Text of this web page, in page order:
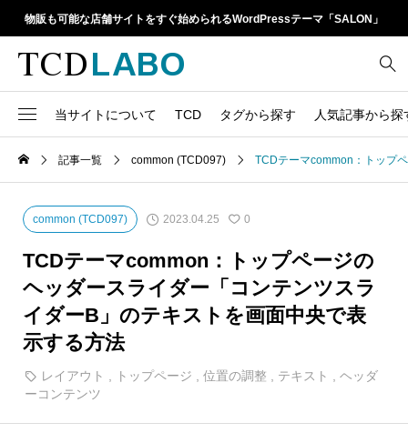
物販も可能な店舗サイトをすぐ始められるWordPressテーマ「SALON」
当サイトについて TCD タグから探す 人気記事から探
1カラム
Google Map
h1
iframe 17
meta description
meta title
retinaディスプレイ
SNSアイコン
TCDクラシックエディタ
ラグイン
TCD LABOとは
TCDテーマ一覧
ファイルの編集方法
WordPressテーマ比較
人気ランキング
アップデート情報
よくあるご質問
記事一覧 common (TCD097) TCDテーマcommon：トップ
common (TCD097) 2023.04.25 0
TCDテーマcommon：トップページの
ヘッダースライダー「コンテンツスラ
イダーB」のテキストを画面中央で表
示する方法
レイアウト , トップページ , 位置の調整 , テキスト , ヘッダ
ーコンテンツ